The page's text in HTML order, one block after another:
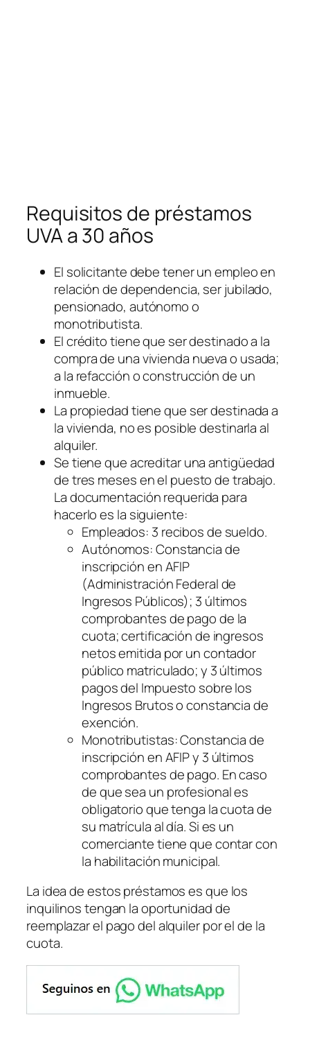
Requisitos de préstamos
UVA a 30 años
El solicitante debe tener un empleo en
relación de dependencia, ser jubilado,
pensionado, autónomo o
monotributista.
El crédito tiene que ser destinado a la
compra de una vivienda nueva o usada;
a la refacción o construcción de un
inmueble.
La propiedad tiene que ser destinada a
la vivienda, no es posible destinarla al
alquiler.
Se tiene que acreditar una antigüedad
de tres meses en el puesto de trabajo.
La documentación requerida para
hacerlo es la siguiente:
Empleados: 3 recibos de sueldo.
Autónomos: Constancia de
inscripción en AFIP
(Administración Federal de
Ingresos Públicos); 3 últimos
comprobantes de pago de la
cuota; certificación de ingresos
netos emitida por un contador
público matriculado; y 3 últimos
pagos del Impuesto sobre los
Ingresos Brutos o constancia de
exención.
Monotributistas: Constancia de
inscripción en AFIP y 3 últimos
comprobantes de pago. En caso
de que sea un profesional es
obligatorio que tenga la cuota de
su matrícula al día. Si es un
comerciante tiene que contar con
la habilitación municipal.
La idea de estos préstamos es que los
inquilinos tengan la oportunidad de
reemplazar el pago del alquiler por el de la
cuota.